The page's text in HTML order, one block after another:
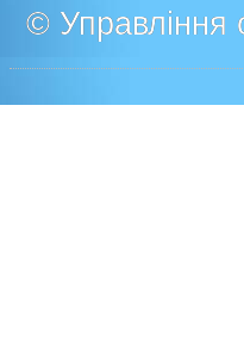
© Управління